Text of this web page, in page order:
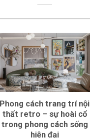
Phong cách trang trí nội
thất retro – sự hoài cổ
trong phong cách sống
hiện đại